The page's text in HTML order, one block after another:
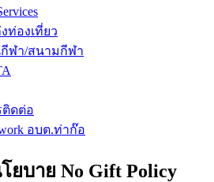
ท่องเที่ยว
ฬา/สนามกีฬา
ดต่อ
อบต.ท่าก๊อ
ยบาย No Gift Policy